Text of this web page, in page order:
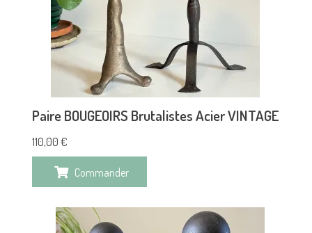
Paire BOUGEOIRS Brutalistes Acier VINTAGE
110,00 €
Commander